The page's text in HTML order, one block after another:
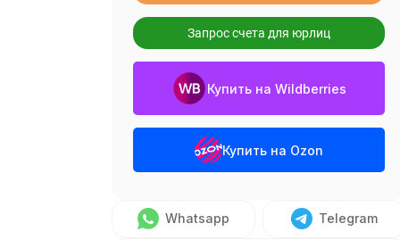
Запрос счета для юрлиц
Купить на Wildberries
Купить на Ozon
Whatsapp Telegram